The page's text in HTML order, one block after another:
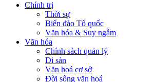
Chính trị
Thời sự
Biển đảo Tổ quốc
Văn hóa & Suy ngẫm
Văn hóa
Chính sách quản lý
Di sản
Văn hoá cơ sở
Đời sống văn hoá